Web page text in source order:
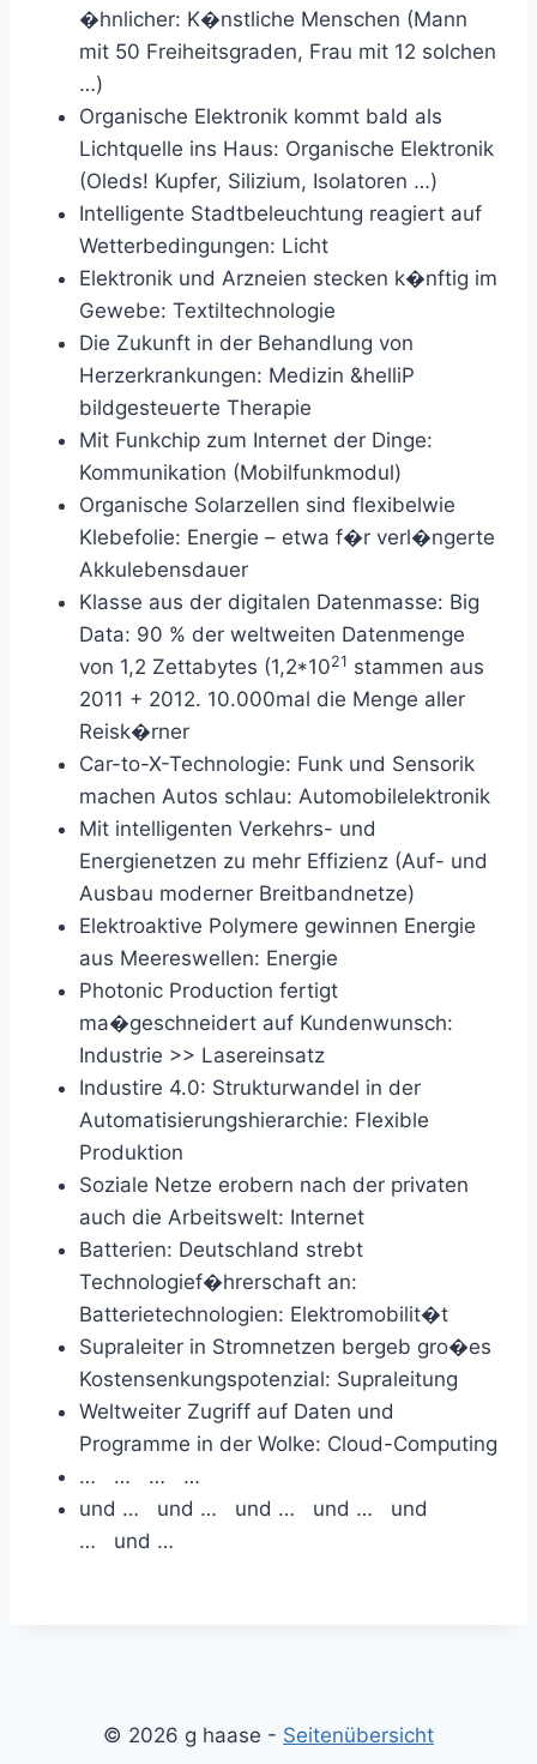
�hnlicher: K�nstliche Menschen (Mann
mit 50 Freiheitsgraden, Frau mit 12 solchen
…)
Organische Elektronik kommt bald als
Lichtquelle ins Haus: Organische Elektronik
(Oleds! Kupfer, Silizium, Isolatoren …)
Intelligente Stadtbeleuchtung reagiert auf
Wetterbedingungen: Licht
Elektronik und Arzneien stecken k�nftig im
Gewebe: Textiltechnologie
Die Zukunft in der Behandlung von
Herzerkrankungen: Medizin &helliP
bildgesteuerte Therapie
Mit Funkchip zum Internet der Dinge:
Kommunikation (Mobilfunkmodul)
Organische Solarzellen sind flexibelwie
Klebefolie: Energie – etwa f�r verl�ngerte
Akkulebensdauer
Klasse aus der digitalen Datenmasse: Big
Data: 90 % der weltweiten Datenmenge
von 1,2 Zettabytes (1,2*1021 stammen aus
2011 + 2012. 10.000mal die Menge aller
Reisk�rner
Car-to-X-Technologie: Funk und Sensorik
machen Autos schlau: Automobilelektronik
Mit intelligenten Verkehrs- und
Energienetzen zu mehr Effizienz (Auf- und
Ausbau moderner Breitbandnetze)
Elektroaktive Polymere gewinnen Energie
aus Meereswellen: Energie
Photonic Production fertigt
ma�geschneidert auf Kundenwunsch:
Industrie >> Lasereinsatz
Industire 4.0: Strukturwandel in der
Automatisierungshierarchie: Flexible
Produktion
Soziale Netze erobern nach der privaten
auch die Arbeitswelt: Internet
Batterien: Deutschland strebt
Technologief�hrerschaft an:
Batterietechnologien: Elektromobilit�t
Supraleiter in Stromnetzen bergeb gro�es
Kostensenkungspotenzial: Supraleitung
Weltweiter Zugriff auf Daten und
Programme in der Wolke: Cloud-Computing
… … … …
und … und … und … und … und
… und …
© 2026 g haase - Seitenübersicht